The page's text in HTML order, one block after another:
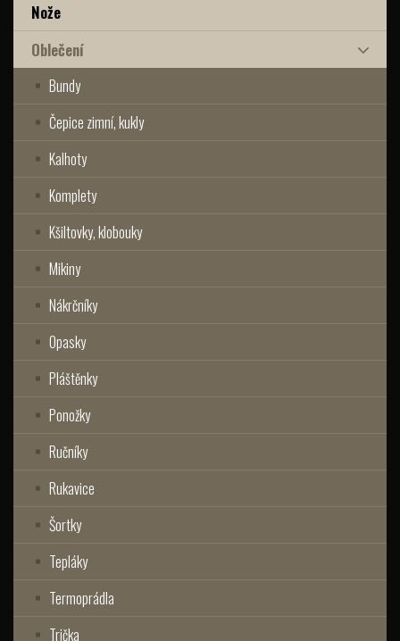
Nože
Oblečení
Bundy
Čepice zimní, kukly
Kalhoty
Komplety
Kšiltovky, klobouky
Mikiny
Nákrčníky
Opasky
Pláštěnky
Ponožky
Ručníky
Rukavice
Šortky
Tepláky
Termoprádla
Trička